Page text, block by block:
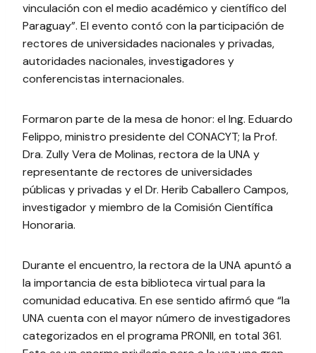
vinculación con el medio académico y científico del
Paraguay”. El evento contó con la participación de
rectores de universidades nacionales y privadas,
autoridades nacionales, investigadores y
conferencistas internacionales.
Formaron parte de la mesa de honor: el Ing. Eduardo
Felippo, ministro presidente del CONACYT; la Prof.
Dra. Zully Vera de Molinas, rectora de la UNA y
representante de rectores de universidades
públicas y privadas y el Dr. Herib Caballero Campos,
investigador y miembro de la Comisión Científica
Honoraria.
Durante el encuentro, la rectora de la UNA apuntó a
la importancia de esta biblioteca virtual para la
comunidad educativa. En ese sentido afirmó que “la
UNA cuenta con el mayor número de investigadores
categorizados en el programa PRONII, en total 361.